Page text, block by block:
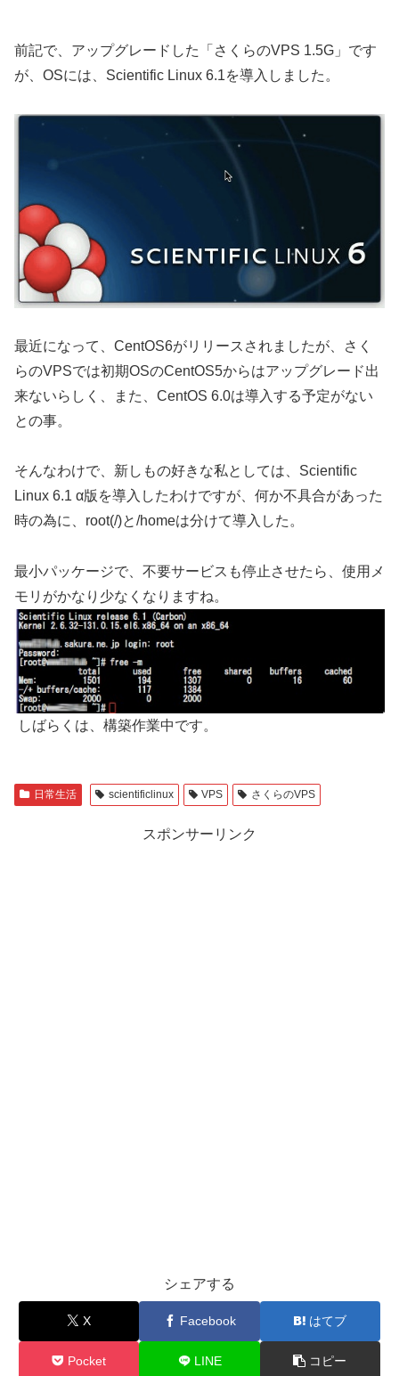
前記で、アップグレードした「さくらのVPS 1.5G」です
が、OSには、Scientific Linux 6.1を導入しました。
最近になって、CentOS6がリリースされましたが、さく
らのVPSでは初期OSのCentOS5からはアップグレード出
来ないらしく、また、CentOS 6.0は導入する予定がない
との事。
そんなわけで、新しもの好きな私としては、Scientific
Linux 6.1 α版を導入したわけですが、何か不具合があった
時の為に、root(/)と/homeは分けて導入した。
最小パッケージで、不要サービスも停止させたら、使用メ
モリがかなり少なくなりますね。
しばらくは、構築作業中です。
日常生活 scientificlinux VPS さくらのVPS
スポンサーリンク
シェアする
X Facebook はてブ
Pocket LINE コピー